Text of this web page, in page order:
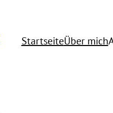
StartseiteÜber mich